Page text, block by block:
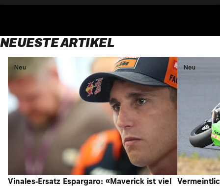
NEUESTE ARTIKEL
Neu
Vinales-Ersatz Espargaro: «Maverick ist viel
Neu